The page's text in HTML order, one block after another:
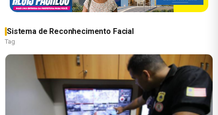
Sistema de Reconhecimento Facial
Tag